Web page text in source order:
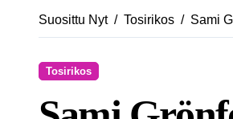
Suosittu Nyt Tosirikos Sami
Tosirikos